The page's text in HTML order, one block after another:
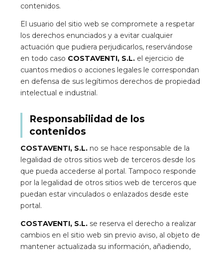
contenidos.
El usuario del sitio web se compromete a respetar
los derechos enunciados y a evitar cualquier
actuación que pudiera perjudicarlos, reservándose
en todo caso COSTAVENTI, S.L. el ejercicio de
cuantos medios o acciones legales le correspondan
en defensa de sus legítimos derechos de propiedad
intelectual e industrial.
Responsabilidad de los
contenidos
COSTAVENTI, S.L. no se hace responsable de la
legalidad de otros sitios web de terceros desde los
que pueda accederse al portal. Tampoco responde
por la legalidad de otros sitios web de terceros que
puedan estar vinculados o enlazados desde este
portal.
COSTAVENTI, S.L. se reserva el derecho a realizar
cambios en el sitio web sin previo aviso, al objeto de
mantener actualizada su información, añadiendo,